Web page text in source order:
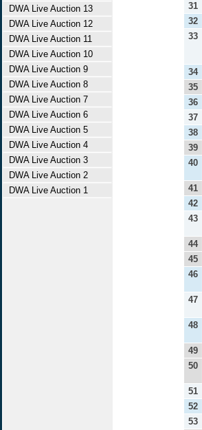
DWA Live Auction 13
DWA Live Auction 12
DWA Live Auction 11
DWA Live Auction 10
DWA Live Auction 9
DWA Live Auction 8
DWA Live Auction 7
DWA Live Auction 6
DWA Live Auction 5
DWA Live Auction 4
DWA Live Auction 3
DWA Live Auction 2
DWA Live Auction 1
31
32
33
34
35
36
37
38
39
40
41
42
43
44
45
46
47
48
49
50
51
52
53